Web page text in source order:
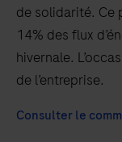
de solidarité. Ce
14% des flux
hivernale.
de l’entreprise.
Consulter le